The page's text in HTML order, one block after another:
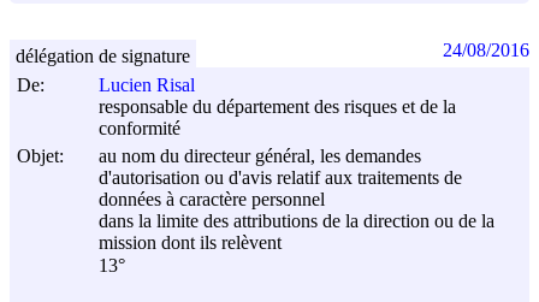
De:
Lucien Risal
responsable du département des risques et de la
conformité
Objet:
au nom du directeur général, les demandes
d'autorisation ou d'avis relatif aux traitements de
données à caractère personnel
dans la limite des attributions de la direction ou de la
mission dont ils relèvent
13°
délégation de signature 24/08/2016